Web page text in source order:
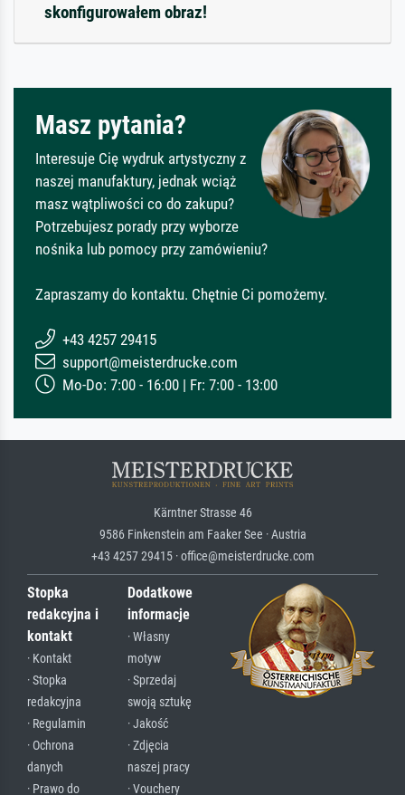
skonfigurowałem obraz!
Masz pytania?
Interesuje Cię wydruk artystyczny z
naszej manufaktury, jednak wciąż
masz wątpliwości co do zakupu?
Potrzebujesz porady przy wyborze
nośnika lub pomocy przy zamówieniu?
Zapraszamy do kontaktu. Chętnie Ci pomożemy.
+43 4257 29415
support@meisterdrucke.com
Mo-Do: 7:00 - 16:00 | Fr: 7:00 - 13:00
Kärntner Strasse 46
9586 Finkenstein am Faaker See · Austria
+43 4257 29415 · office@meisterdrucke.com
Stopka
redakcyjna i
kontakt
· Kontakt
· Stopka
redakcyjna
· Regulamin
· Ochrona
danych
· Prawo do
Dodatkowe
informacje
· Własny
motyw
· Sprzedaj
swoją sztukę
· Jakość
· Zdjęcia
naszej pracy
· Vouchery